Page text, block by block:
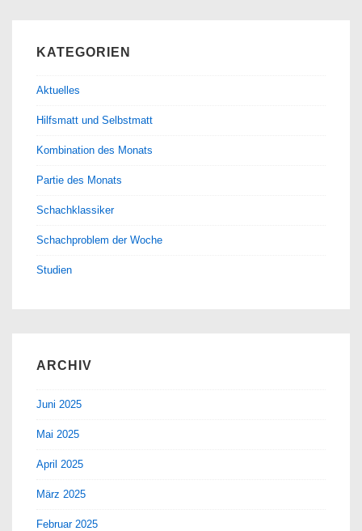
KATEGORIEN
Aktuelles
Hilfsmatt und Selbstmatt
Kombination des Monats
Partie des Monats
Schachklassiker
Schachproblem der Woche
Studien
ARCHIV
Juni 2025
Mai 2025
April 2025
März 2025
Februar 2025